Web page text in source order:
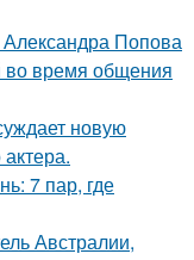
Александра Попова
во время общения
новую
7 пар, где
Австралии,